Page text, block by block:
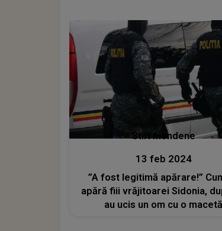
Stiri mondene
13 feb 2024
”A fost legitimă apărare!”
apără fiii vrăjitoarei Sidonia,
au ucis un om cu o macetă